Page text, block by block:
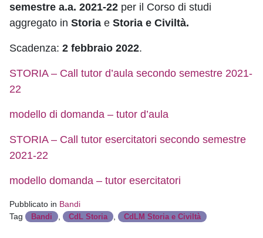
semestre a.a. 2021-22 per il Corso di studi
aggregato in Storia e Storia e Civiltà.
Scadenza: 2 febbraio 2022.
STORIA – Call tutor d’aula secondo semestre 2021-
22
modello di domanda – tutor d’aula
STORIA – Call tutor esercitatori secondo semestre
2021-22
modello domanda – tutor esercitatori
Pubblicato in Bandi
Tag
Bandi CdL Storia CdLM Storia e Civiltà